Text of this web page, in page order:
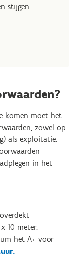
stijgen.
komen moet het
zowel op
als exploitatie.
in het
10 meter.
het A+ voor